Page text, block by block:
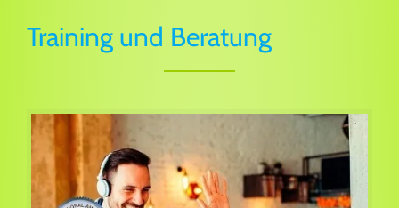
Training und Beratung